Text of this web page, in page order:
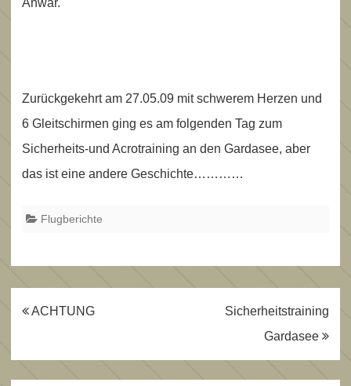
Zurückgekehrt am 27.05.09 mit schwerem Herzen und
6 Gleitschirmen ging es am folgenden Tag zum
Sicherheits-und Acrotraining an den Gardasee, aber
das ist eine andere Geschichte…………
Flugberichte
Beitragsnavigation
ACHTUNG
Sicherheitstraining
Gardasee